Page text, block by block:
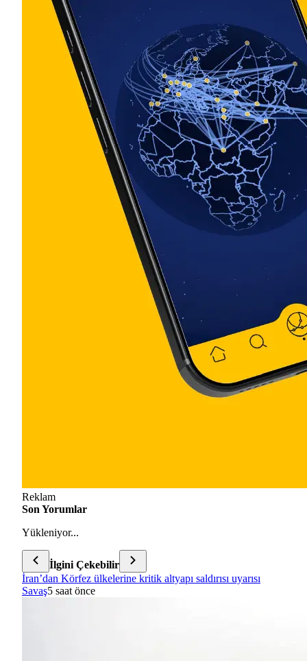
Reklam
Son Yorumlar
Yükleniyor...
İlgini Çekebilir
İran’dan Körfez ülkelerine kritik altyapı saldırısı uyarısı
Savaş5 saat önce